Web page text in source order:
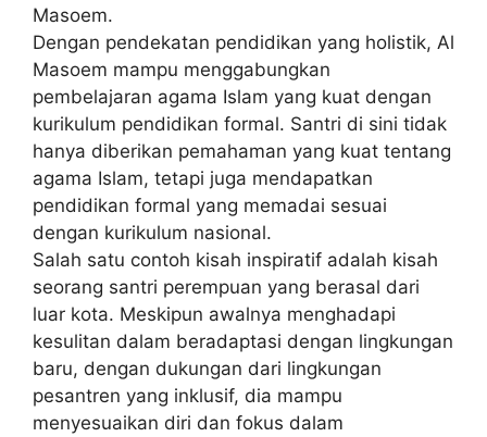
Masoem.
Dengan pendekatan pendidikan yang holistik, Al
Masoem mampu menggabungkan
pembelajaran agama Islam yang kuat dengan
kurikulum pendidikan formal. Santri di sini tidak
hanya diberikan pemahaman yang kuat tentang
agama Islam, tetapi juga mendapatkan
pendidikan formal yang memadai sesuai
dengan kurikulum nasional.
Salah satu contoh kisah inspiratif adalah kisah
seorang santri perempuan yang berasal dari
luar kota. Meskipun awalnya menghadapi
kesulitan dalam beradaptasi dengan lingkungan
baru, dengan dukungan dari lingkungan
pesantren yang inklusif, dia mampu
menyesuaikan diri dan fokus dalam